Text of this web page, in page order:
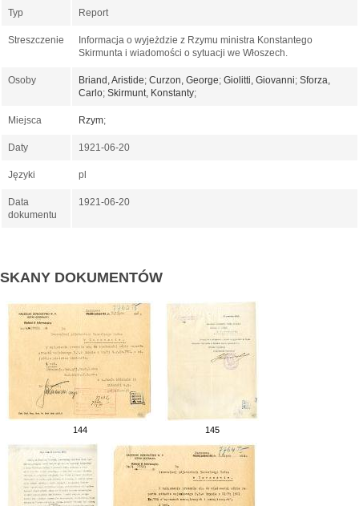
Typ Report
Streszczenie
Informacja o wyjeżdzie z Rzymu ministra Konstantego
Skirmunta i wiadomości o sytuacji we Włoszech.
Osoby Briand, Aristide; Curzon, George; Giolitti, Giovanni; Sforza,
Carlo; Skirmunt, Konstanty;
Miejsca Rzym;
Daty 1921-06-20
Języki pl
Data
dokumentu
1921-06-20
SKANY DOKUMENTÓW
144 145